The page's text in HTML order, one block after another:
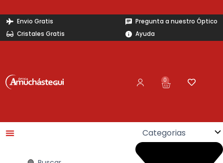
al
contenido
Envio Gratis
Cristales Gratis
Pregunta a nuestro Óptico
Ayuda
0
Carrito
Search